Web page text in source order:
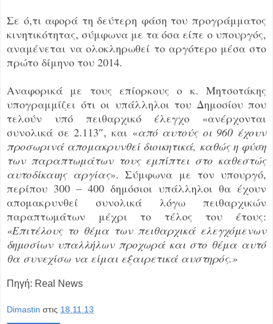
Σε ό,τι αφορά τη δεύτερη φάση του προγράμματος
κινητικότητας, σύμφωνα με τα όσα είπε ο υπουργός,
αναμένεται να ολοκληρωθεί το αργότερο μέσα στο
πρώτο δίμηνο του 2014.
Αναφορικά με τους επίορκους ο κ. Μητσοτάκης
υπογραμμίζει ότι οι υπάλληλοι του Δημοσίου που
τελούν υπό πειθαρχικό έλεγχο «ανέρχονται
συνολικά σε 2.113″, και «από αυτούς οι 960 έχουν
προσωρινά απομακρυνθεί διοικητικά, καθώς η φύση
των παραπτωμάτων τους εμπίπτει στο καθεστώς
αυτοδίκαιης αργίας». Σύμφωνα με τον υπουργό,
περίπου 300 – 400 δημόσιοι υπάλληλοι θα έχουν
απομακρυνθεί συνολικά λόγω πειθαρχικών
παραπτωμάτων μέχρι το τέλος του έτους:
«Επιτέλους το θέμα των πειθαρχικά ελεγχόμενων
δημοσίων υπαλλήλων προχωρά και στο θέμα αυτό
θα συνεχίσω να είμαι εξαιρετικά αυστηρός.»
Πηγή: Real News
Dimastin στις 18.11.13